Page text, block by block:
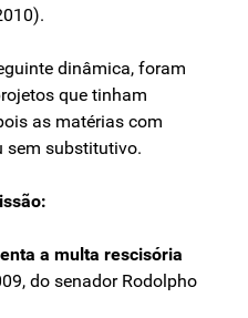
dinâmica, foram
que tinham
as matérias com
sem substitutivo.
a multa rescisória
do senador Rodolpho